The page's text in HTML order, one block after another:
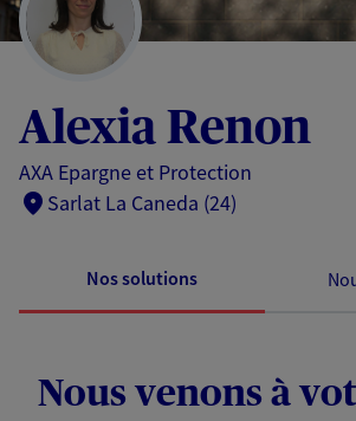
page
Alexia Renon
AXA Epargne et Protection
Sarlat La Caneda (24)
Nos solutions
Nous venons à